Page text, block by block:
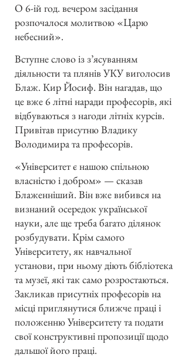
О 6-ій год. вечером засідання
розпочалося молитвою «Царю
небесний».
Вступне слово із з’ясуванням
діяльности та плянів УКУ виголосив
Блаж. Кир Йосиф. Він нагадав, що
це вже 6 літні наради професорів, які
відбуваються з нагоди літніх курсів.
Привітав присутню Владику
Володимира та професорів.
«Університет є нашою спільною
власністю і добром» — сказав
Блаженніший. Він вже вибився на
визнаний осередок української
науки, але ще треба багато ділянок
розбудувати. Крім самого
Університету, як навчальної
установи, при ньому діють бібліотека
та музеї, які так само розростаються.
Закликав присутніх професорів на
місці приглянутися ближче праці і
положенню Університету та подати
свої конструктивні пропозиції щодо
дальшої його праці.